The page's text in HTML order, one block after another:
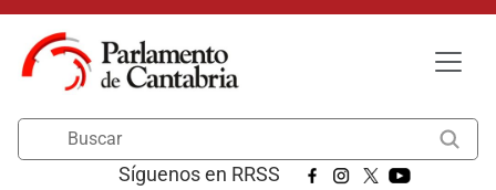
Pasar al contenido principal
Síguenos en RRSS